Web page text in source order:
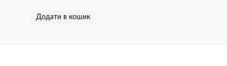
Додати в кошик